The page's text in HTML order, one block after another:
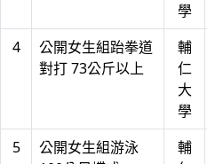
學
4
公開女生組跆拳道
對打 73公斤以上
輔
仁
大
學
5
公開女生組游泳
輔